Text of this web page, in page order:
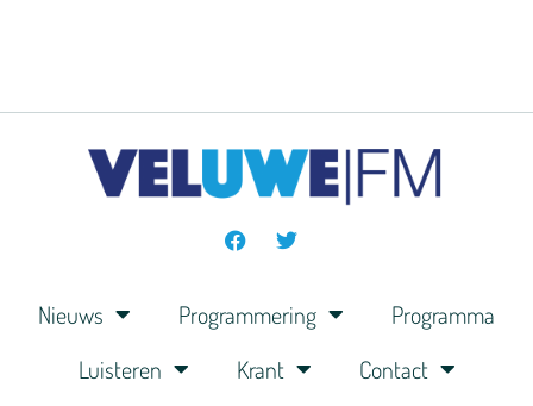
Nieuws Programmering
Programma
Luisteren
Krant Contact